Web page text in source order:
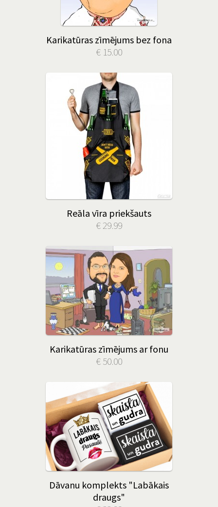
Karikatūras zīmējums bez fona
€ 15.00
Reāla vīra priekšauts
€ 29.99
Karikatūras zīmējums ar fonu
€ 50.00
Dāvanu komplekts "Labākais
draugs"